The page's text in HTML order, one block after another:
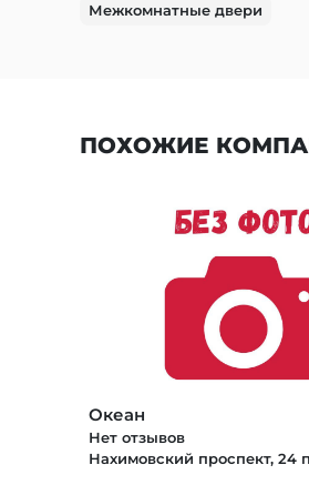
Межкомнатные двери
ПОХОЖИЕ
Океан
Нет отзывов
Нахимовский проспект, 24